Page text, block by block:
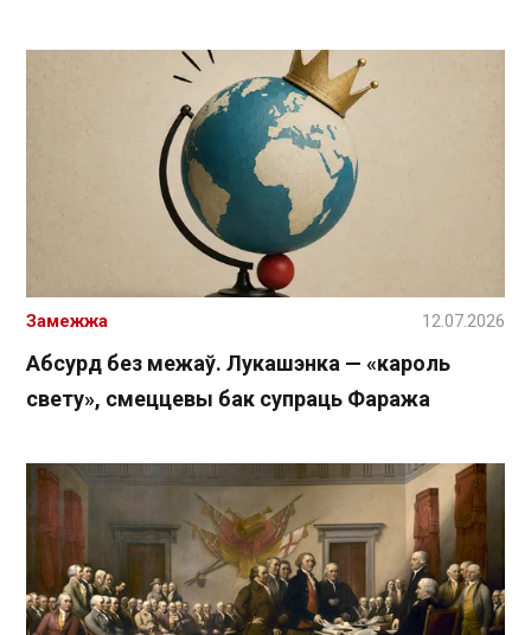
Абсурд без межаў. Лукашэнка — «кароль
свету», смеццевы бак супраць Фаража
Замежжа 12.07.2026